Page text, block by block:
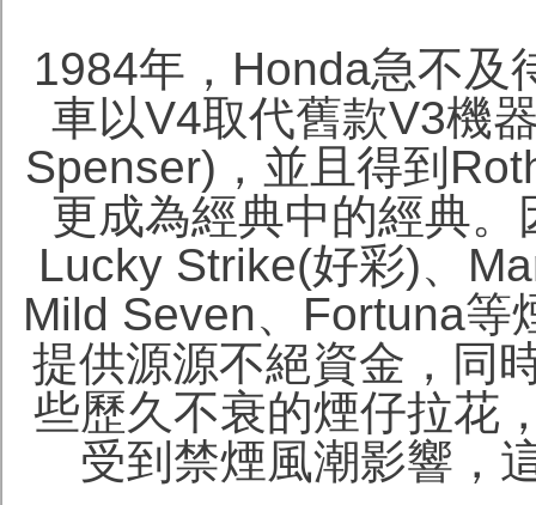
1984年，Honda急不及
車以V4取代舊款V3機
Spenser)，並且得到
更成為經典中的經典
Lucky Strike(好彩)、
Mild Seven、Fortuna等
提供源源不絕資金，同
些歷久不衰的煙仔拉花
受到禁煙風潮影響，